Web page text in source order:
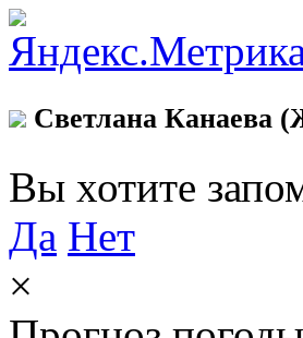
Светлана Канаева
Вы хотите
Да Нет
×